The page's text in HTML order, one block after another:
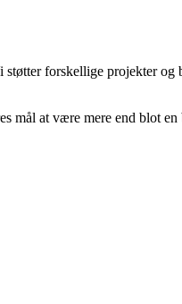
forskellige projekter og
mål at være mere end blot en